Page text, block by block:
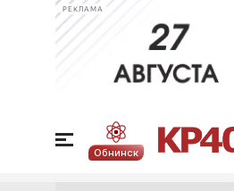
РЕКЛАМА
Обнинск